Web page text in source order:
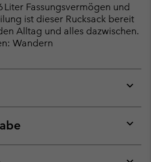
Fassungsvermögen und
ist dieser Rucksack bereit
Alltag und alles dazwischen.
Wandern
or
or